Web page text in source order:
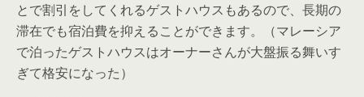
とで割引をしてくれるゲストハウスもあるので、長期の
滞在でも宿泊費を抑えることができます。（マレーシア
で泊ったゲストハウスはオーナーさんが大盤振る舞いす
ぎて格安になった）